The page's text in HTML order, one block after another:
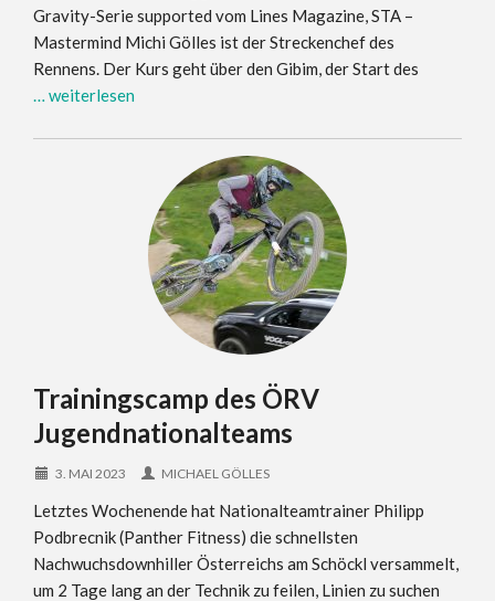
Gravity-Serie supported vom Lines Magazine, STA –
Mastermind Michi Gölles ist der Streckenchef des
Rennens. Der Kurs geht über den Gibim, der Start des
… weiterlesen
Trainingscamp des ÖRV
Jugendnationalteams
3. MAI 2023 MICHAEL GÖLLES
Letztes Wochenende hat Nationalteamtrainer Philipp
Podbrecnik (Panther Fitness) die schnellsten
Nachwuchsdownhiller Österreichs am Schöckl versammelt,
um 2 Tage lang an der Technik zu feilen, Linien zu suchen